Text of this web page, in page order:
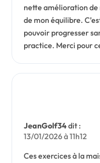
nette amélioration de
de mon équilibre.
pouvoir progresser
practice. Merci pour
JeanGolf34dit :
13/01/2026 à 11h12
Ces exercices à la